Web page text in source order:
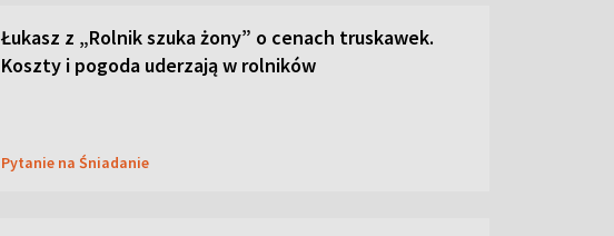
Łukasz z „Rolnik szuka żony” o cenach truskawek.
Koszty i pogoda uderzają w rolników
Pytanie na Śniadanie